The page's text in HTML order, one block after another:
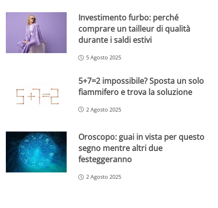
Investimento furbo: perché
comprare un tailleur di qualità
durante i saldi estivi
5 Agosto 2025
5+7=2 impossibile? Sposta un solo
fiammifero e trova la soluzione
2 Agosto 2025
Oroscopo: guai in vista per questo
segno mentre altri due
festeggeranno
2 Agosto 2025